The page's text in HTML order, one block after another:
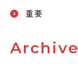
重要
Archive